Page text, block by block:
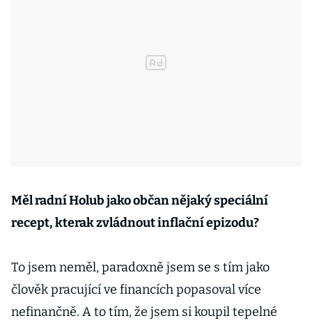
Měl radní Holub jako občan nějaký speciální
recept, kterak zvládnout inflační epizodu?
To jsem neměl, paradoxně jsem se s tím jako
člověk pracující ve financích popasoval více
nefinančně. A to tím, že jsem si koupil tepelné